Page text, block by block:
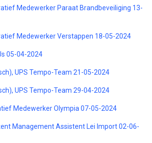
Medewerker Paraat Brandbeveiliging 13-
Medewerker Verstappen 18-05-2024
05-04-2024
UPS Tempo-Team 21-05-2024
UPS Tempo-Team 29-04-2024
Medewerker Olympia 07-05-2024
Management Assistent Lei Import 02-06-